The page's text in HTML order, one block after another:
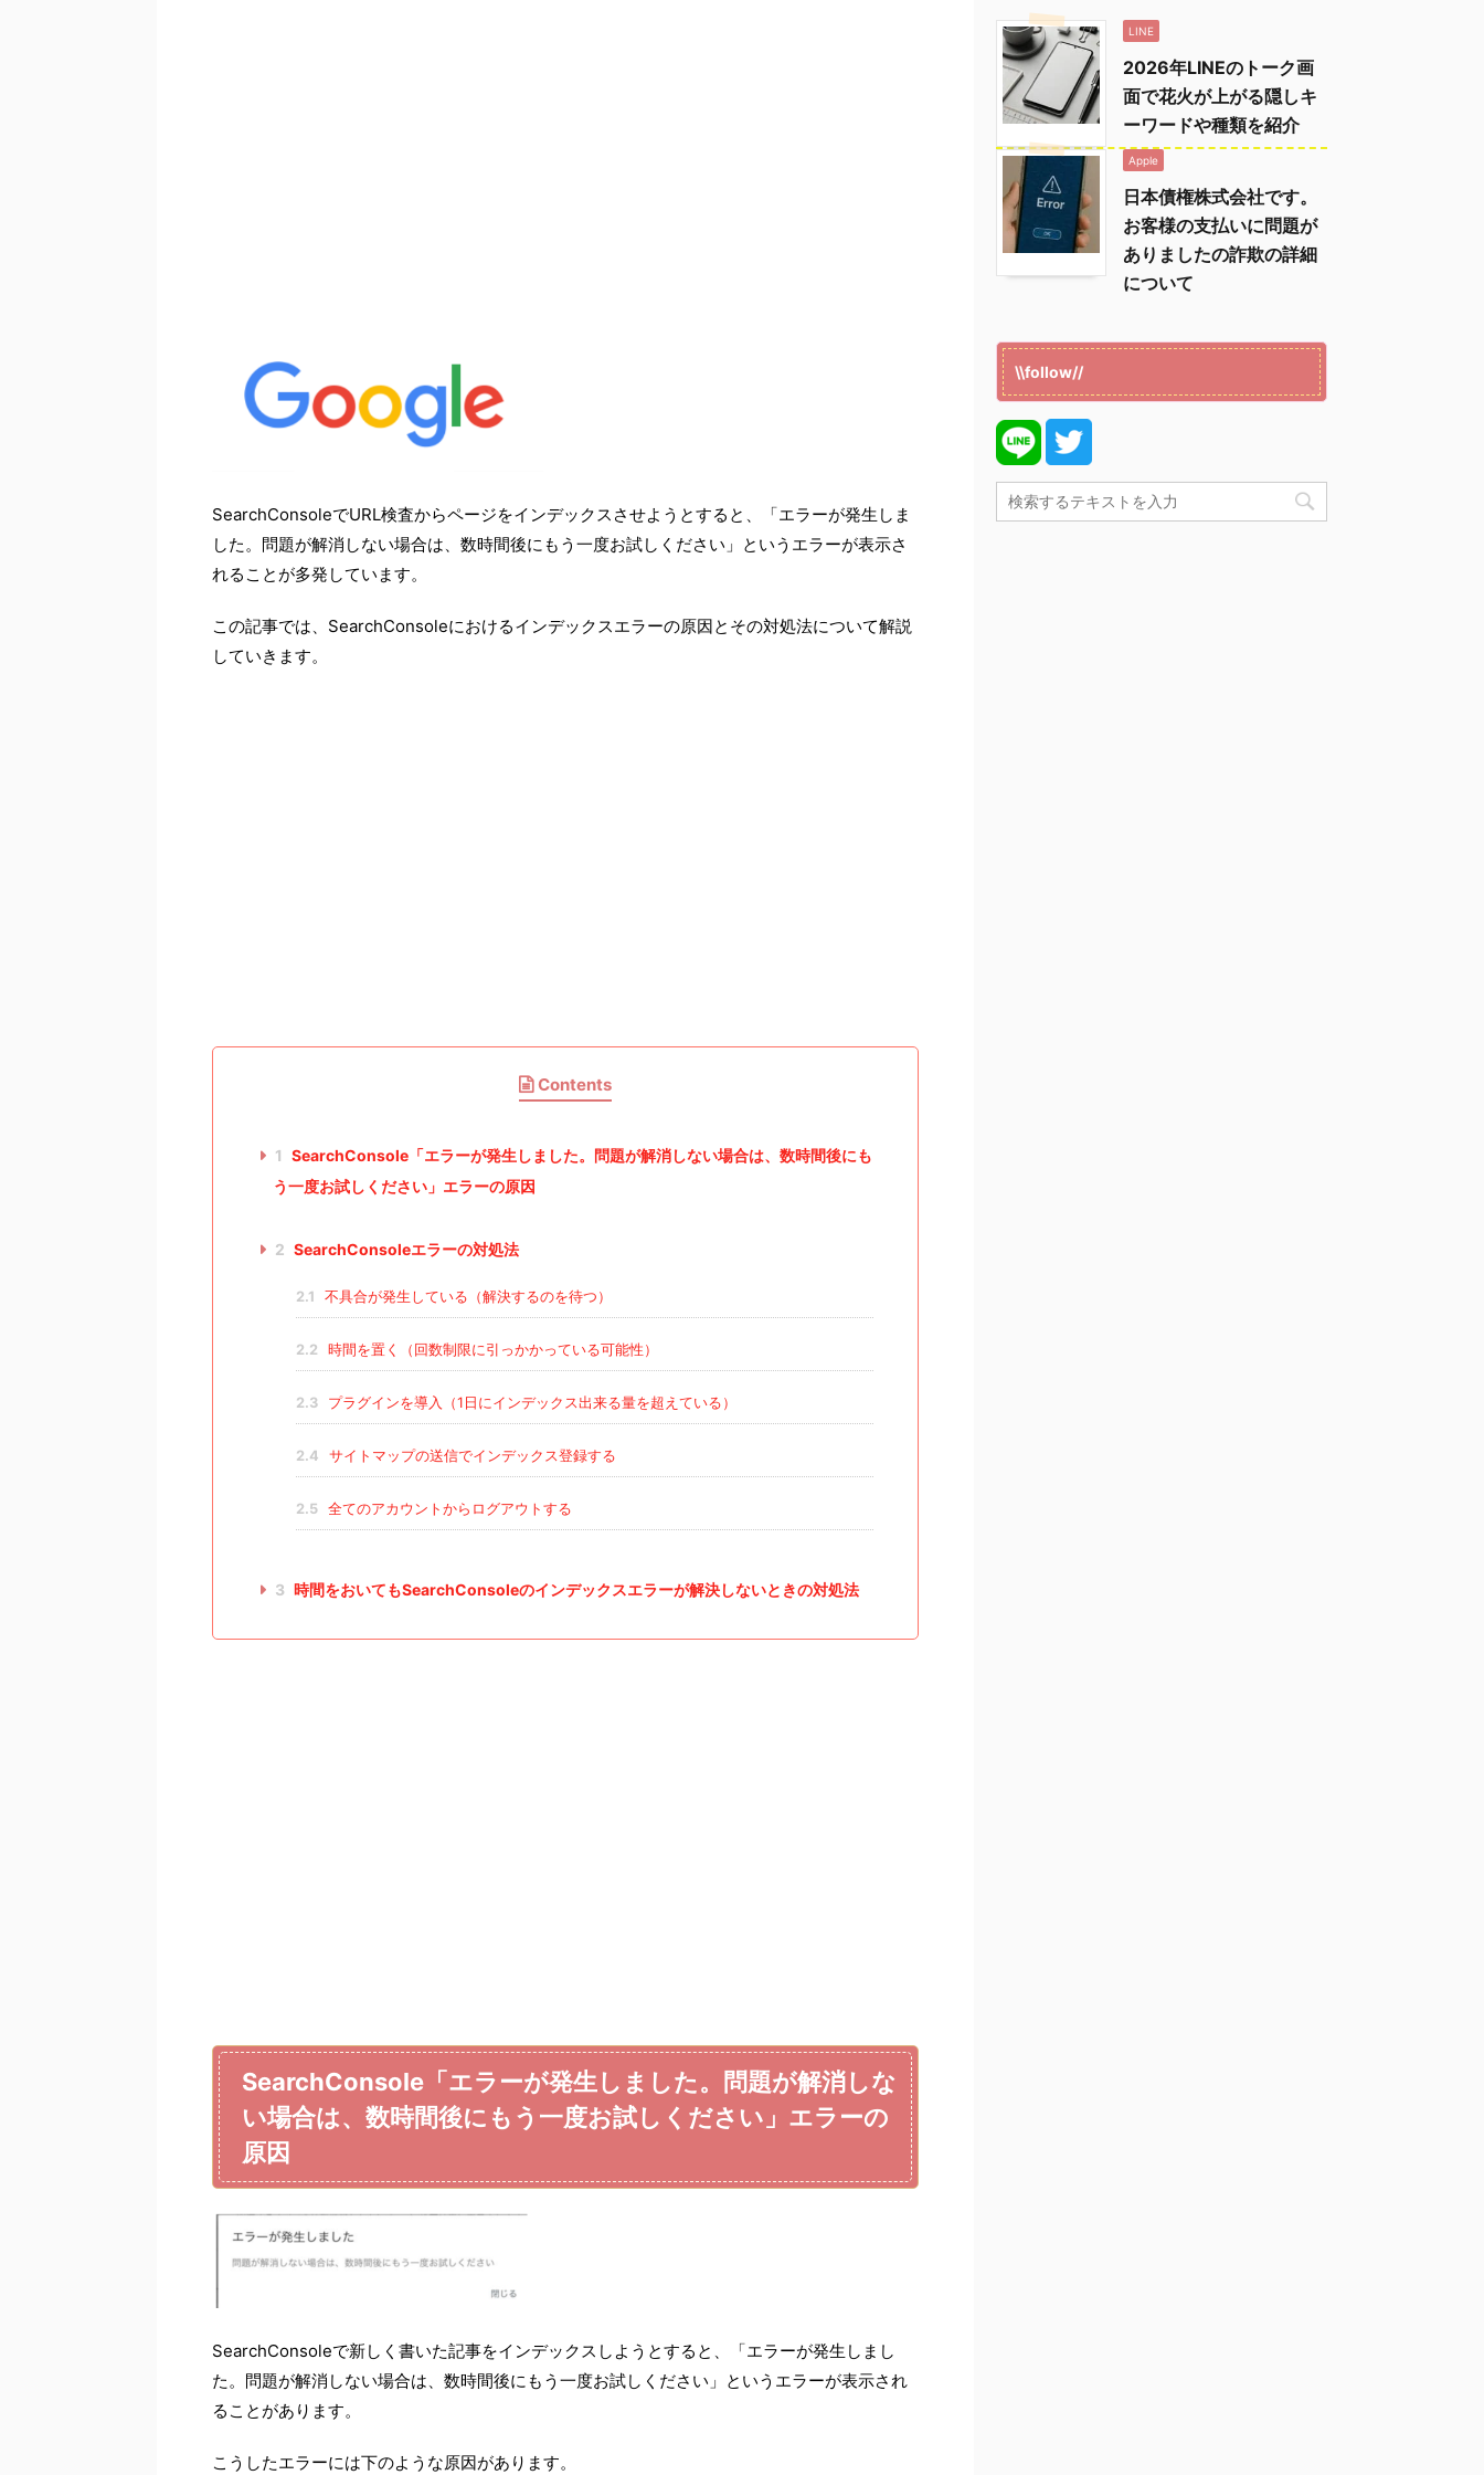
SearchConsoleでURL検査からページをインデックスさせようとすると、「エラーが発生しま
した。問題が解消しない場合は、数時間後にもう一度お試しください」というエラーが表示さ
れることが多発しています。
この記事では、SearchConsoleにおけるインデックスエラーの原因とその対処法について解説
していきます。
Contents
1 SearchConsole「エラーが発生しました。問題が解消しない場合は、数時間後にも
う一度お試しください」エラーの原因
2 SearchConsoleエラーの対処法
2.1 不具合が発生している（解決するのを待つ）
2.2 時間を置く（回数制限に引っかかっている可能性）
2.3 プラグインを導入（1日にインデックス出来る量を超えている）
2.4 サイトマップの送信でインデックス登録する
2.5 全てのアカウントからログアウトする
3 時間をおいてもSearchConsoleのインデックスエラーが解決しないときの対処法
SearchConsole「エラーが発生しました。問題が解消しな
い場合は、数時間後にもう一度お試しください」エラーの
原因
SearchConsoleで新しく書いた記事をインデックスしようとすると、「エラーが発生しまし
た。問題が解消しない場合は、数時間後にもう一度お試しください」というエラーが表示され
ることがあります。
こうしたエラーには下のような原因があります。
LINE
2026年LINEのトーク画
面で花火が上がる隠しキ
ーワードや種類を紹介
Apple
日本債権株式会社です。
お客様の支払いに問題が
ありましたの詐欺の詳細
について
\\follow//